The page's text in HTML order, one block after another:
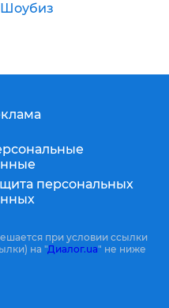
Шоубиз
персональных
при условии ссылки
на "Диалог.ua" не ниже